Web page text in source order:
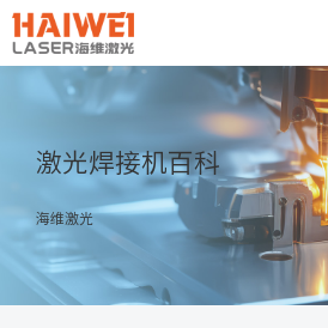
激光焊接机百科
海维激光